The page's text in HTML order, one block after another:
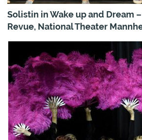
Solistin in Wake up and Dream
Revue, National Theater